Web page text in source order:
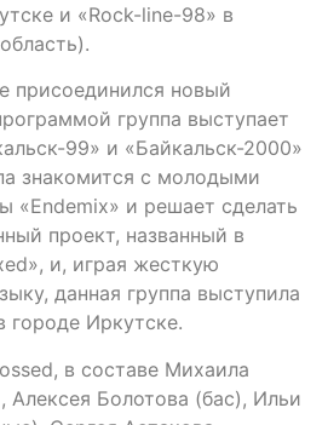
и «Rock-line-98» в
присоединился новый
группа выступает
99» и «Байкальск-2000»
знакомится с молодыми
«Endemix» и решает сделать
проект, названный в
и, играя жесткую
данная группа выступила
городе Иркутске.
в составе Михаила
Алексея Болотова (бас), Ильи